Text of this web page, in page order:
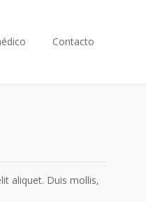
Contacto
aliquet. Duis mollis,